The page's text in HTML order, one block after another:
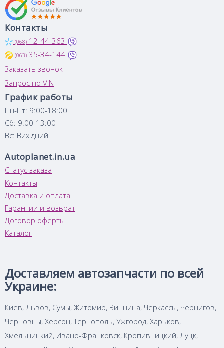
Контакты
(068) 12-44-363
(063) 35-34-144
Заказать звонок
Запрос по VIN
График работы
Пн-Пт: 9:00-18:00
Сб: 9:00-13:00
Вс: Вихідний
Autoplanet.in.ua
Статус заказа
Контакты
Доставка и оплата
Гарантии и возврат
Договор оферты
Каталог
Доставляем автозапчасти по всей
Украине:
Киев, Львов, Сумы, Житомир, Винница, Черкассы, Чернигов,
Черновцы, Херсон, Тернополь, Ужгород, Харьков,
Хмельницкий, Ивано-Франковск, Кропивницкий, Луцк,